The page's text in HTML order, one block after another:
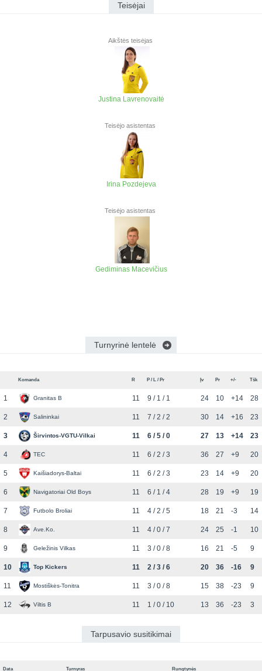
Teisėjai
Aikštės teisėjas
Justina Lavrenovaitė
Teisėjo asistentas
Irina Pozdejeva
Teisėjo asistentas
Gediminas Macevičius
Turnyrinė lentelė
Komanda R P / L / Pr Įv Pr +/- Tšk
1 Granitas B 11 9 / 1 / 1 24 10 +14 28
2 Salininkai 11 7 / 2 / 2 30 14 +16 23
3 Širvintos-VGTU-Vilkai 11 6 / 5 / 0 27 13 +14 23
4 TEC 11 6 / 2 / 3 36 27 +9 20
5 Kaišiadorys-Baltai 11 6 / 2 / 3 23 14 +9 20
6 Navigatoriai Old Boys 11 6 / 1 / 4 28 19 +9 19
7 Futbolo Broliai 11 4 / 2 / 5 18 21 -3 14
8 Ave.Ko. 11 4 / 0 / 7 24 25 -1 10
9 Geležinis Vilkas 11 3 / 0 / 8 16 21 -5 9
10 Top Kickers 11 2 / 3 / 6 20 36 -16 9
11 Mostiškės-Tonitra 11 3 / 0 / 8 15 38 -23 9
12 Viltis B 11 1 / 0 / 10 13 36 -23 3
Tarpusavio susitikimai
Data Turnyras Rungtynės